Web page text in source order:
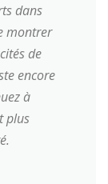
dans
montrer
de
encore
à
plus